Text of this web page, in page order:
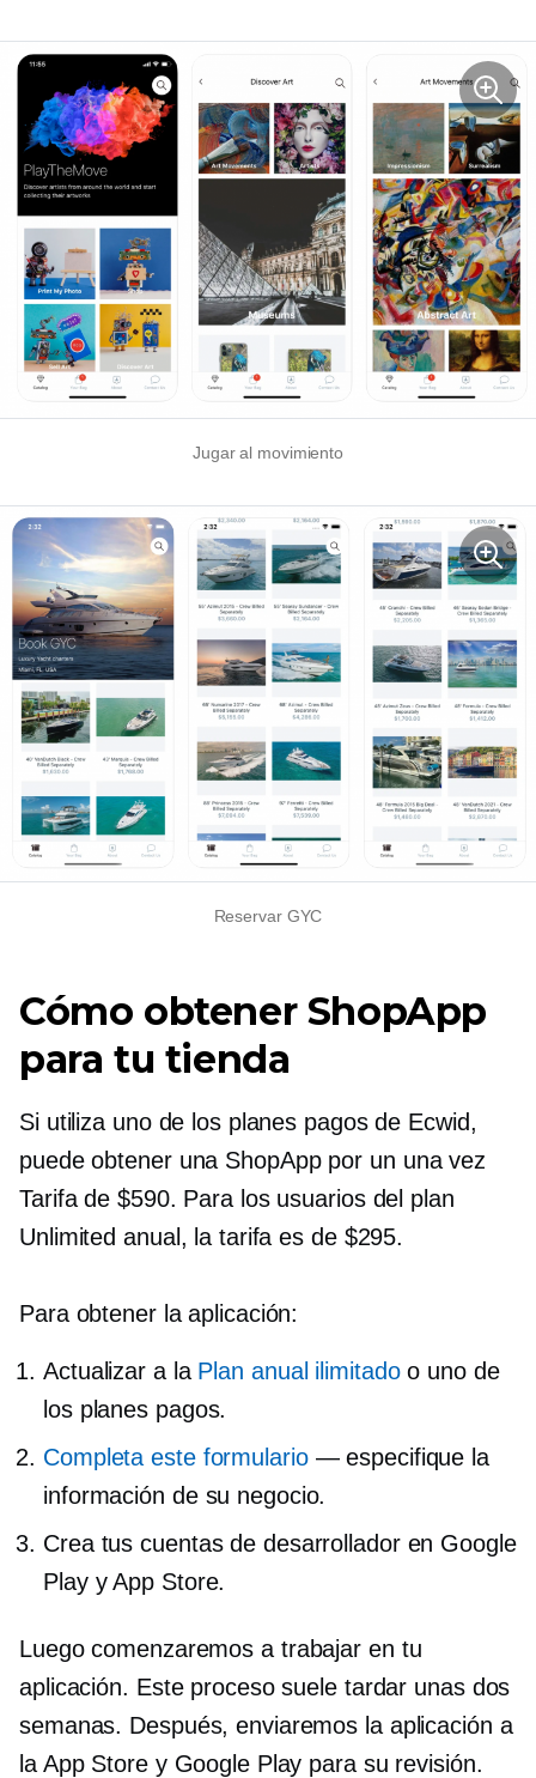
Jugar al movimiento
Reservar GYC
Cómo obtener ShopApp
para tu tienda
Si utiliza uno de los planes pagos de Ecwid,
puede obtener una ShopApp por un una vez
Tarifa de $590. Para los usuarios del plan
Unlimited anual, la tarifa es de $295.
Para obtener la aplicación:
Actualizar a la Plan anual ilimitadoo uno de
los planes pagos.
Completa este formulario— especifique la
información de su negocio.
Crea tus cuentas de desarrollador en Google
Play y App Store.
Luego comenzaremos a trabajar en tu
aplicación. Este proceso suele tardar unas dos
semanas. Después, enviaremos la aplicación a
la App Store y Google Play para su revisión.